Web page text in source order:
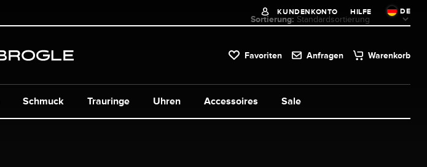
KUNDENKONTO HILFE DE
Favoriten Anfragen Warenkorb
Schmuck Uhren Accessoires Sale
Trauringe
Sortierung: